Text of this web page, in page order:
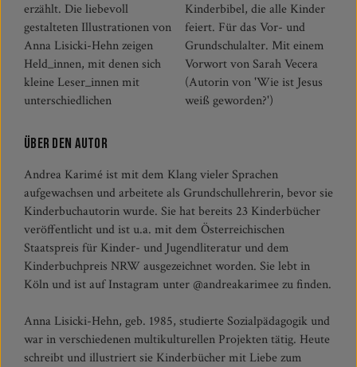
erzählt. Die liebevoll
gestalteten Illustrationen von
Anna Lisicki-Hehn zeigen
Held_innen, mit denen sich
kleine Leser_innen mit
unterschiedlichen
Kinderbibel, die alle Kinder
feiert. Für das Vor- und
Grundschulalter. Mit einem
Vorwort von Sarah Vecera
(Autorin von 'Wie ist Jesus
weiß geworden?')
Über den Autor
Andrea Karimé ist mit dem Klang vieler Sprachen
aufgewachsen und arbeitete als Grundschullehrerin, bevor sie
Kinderbuchautorin wurde. Sie hat bereits 23 Kinderbücher
veröffentlicht und ist u.a. mit dem Österreichischen
Staatspreis für Kinder- und Jugendliteratur und dem
Kinderbuchpreis NRW ausgezeichnet worden. Sie lebt in
Köln und ist auf Instagram unter @andreakarimee zu finden.
Anna Lisicki-Hehn, geb. 1985, studierte Sozialpädagogik und
war in verschiedenen multikulturellen Projekten tätig. Heute
schreibt und illustriert sie Kinderbücher mit Liebe zum